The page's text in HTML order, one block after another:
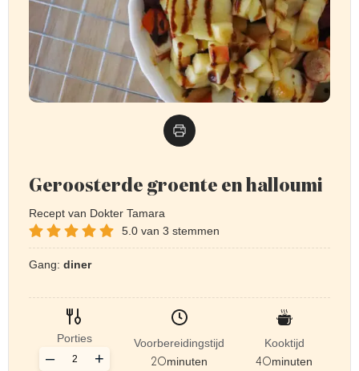
Geroosterde groente en halloumi
Recept van Dokter Tamara
5.0 van 3 stemmen
Gang: diner
Porties
+
–
Voorbereidingstijd
20minuten
Kooktijd
40minuten